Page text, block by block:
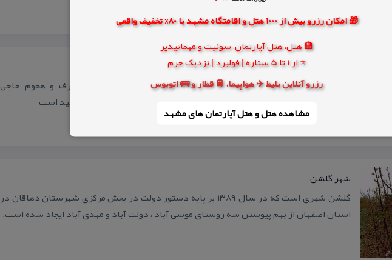
🎁 امکان رزرو بیش از 1000 هتل و اقامتگاه مشهد با 80% تخفیف واقعی
🏨 هتل، هتل آپارتمان، سوئیت و مهمانپذیر
⭐ از 1 تا 5 ستاره | فولبرد | نزدیک حرم
رزرو آنلاین بلیط ✈️ هواپیما، 🚆 قطار و 🚌 اتوبوس
مشاهده هتل و هتل‌ آپارتمان های مشهد
عید كجا بروم؟
اسفند همیشه پر سر و صداتر از عید است؛ شلوغی و ترافیكش یك طرف و هجوم حاجی
فیروزهایش هم طرف دیگر. اما مهم‌ترین دل‌مشغولی اسفند برنامه ریزی برای عید است
شهر گلشن
گلشن شهری است كه در سال ۱۳۸۹ بر پایه دستور دولت در بخش مركزی شهرستان دهاقان در
استان اصفهان از بهم پیوستن سه روستای موسی آباد ، دولت آباد و مهدی آباد ایجاد شده است.